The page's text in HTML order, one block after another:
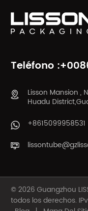
Teléfono
Lisson Mansion ,
Huadu
+8615099958531
© 2026 Guangzhou
todos los derechos.